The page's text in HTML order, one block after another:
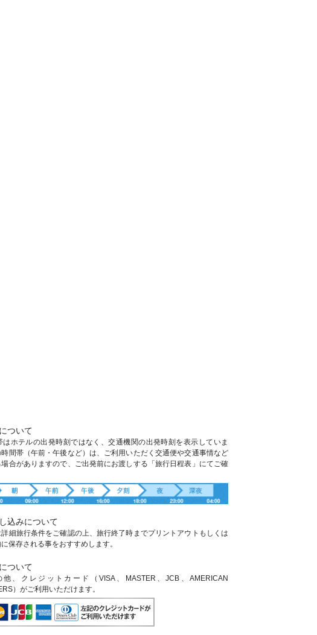
ついて
はホテルの出発時刻ではなく、交通機関の出発時刻を表示していま
間帯（午前・午後など）は、ご利用いただく交通便や交通事情など
合がありますので、ご出発前にお渡しする「旅行日程表」にてご確
込みについて
細旅行条件をご確認の上、旅行終了時までプリントアウトもしくは
保存される事をおすすめします。
ついて
、クレジットカード（VISA、MASTER、JCB、AMERICAN
）がご利用いただけます。